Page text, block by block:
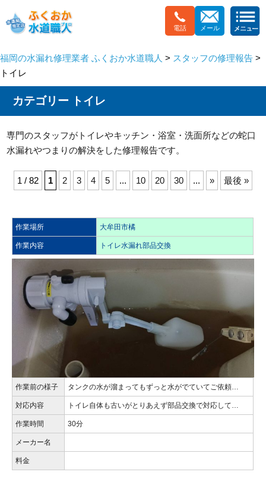
電話 メール
福岡の水漏れ修理業者 ふくおか水道職人 > スタッフの修理報告 >
トイレ
カテゴリー トイレ
専門のスタッフがトイレやキッチン・浴室・洗面所などの蛇口
水漏れやつまりの解決をした修理報告です。
1 / 82 1 2 3 4 5 ... 10 20 30 ... » 最後 »
作業場所 大牟田市橘
作業内容 トイレ水漏れ部品交換
作業前の様子 タンクの水が溜まってもずっと水がでていてご依頼…
対応内容 トイレ自体も古いがとりあえず部品交換で対応して…
作業時間 30分
メーカー名
料金